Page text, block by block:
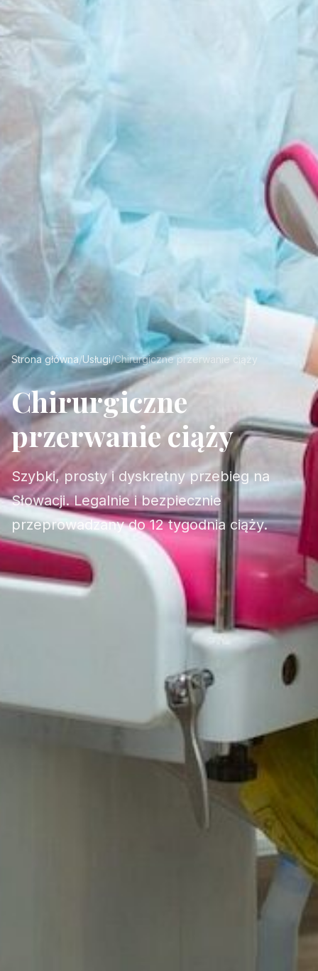
Strona główna/Usługi/Chirurgiczne przerwanie ciąży
Chirurgiczne
przerwanie ciąży
Szybki, prosty i dyskretny przebieg na
Słowacji. Legalnie i bezpiecznie
przeprowadzany do 12 tygodnia ciąży.